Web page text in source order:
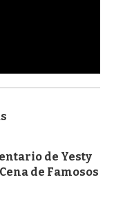
de Yesty
de Famosos